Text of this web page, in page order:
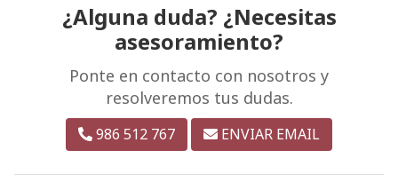
¿Alguna duda? ¿Necesitas
asesoramiento?
Ponte en contacto con nosotros y
resolveremos tus dudas.
986 512 767 ENVIAR EMAIL